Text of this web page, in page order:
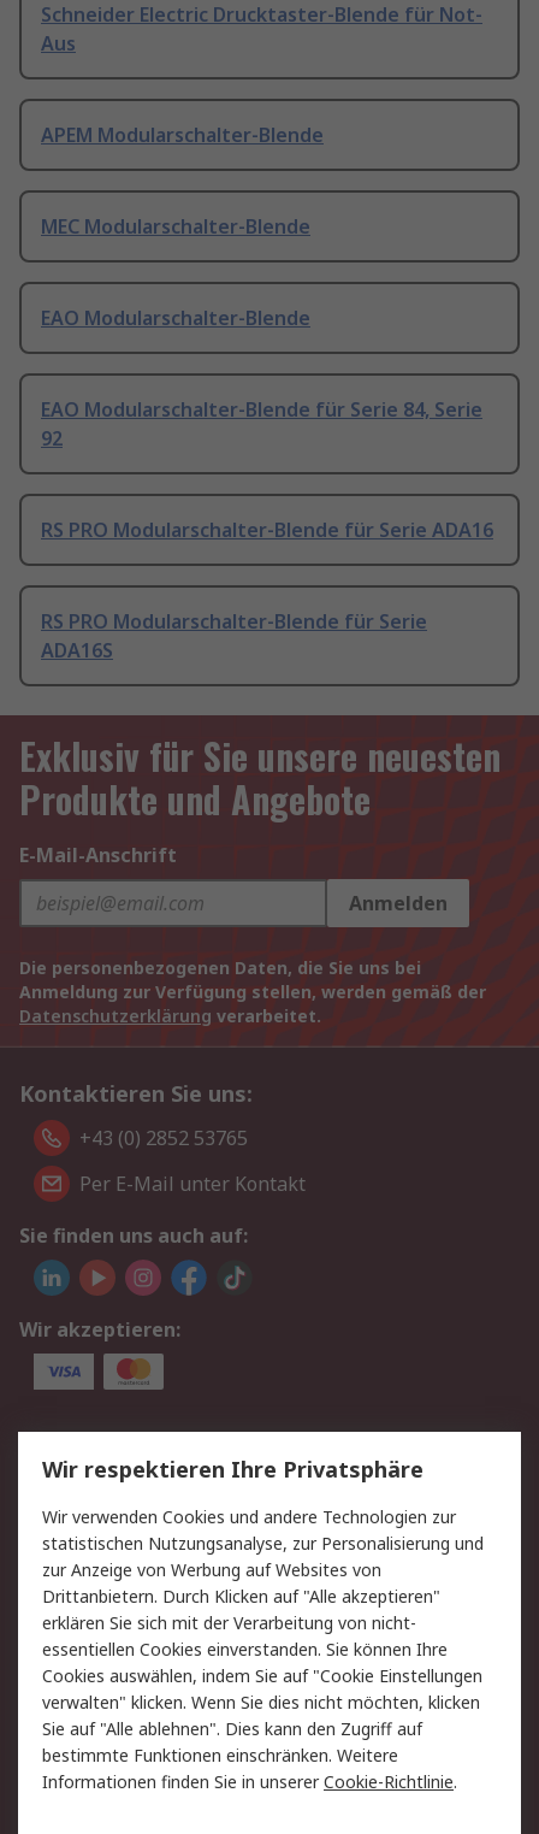
Schneider Electric Drucktaster-Blende für Not-
Aus
APEM Modularschalter-Blende
MEC Modularschalter-Blende
EAO Modularschalter-Blende
EAO Modularschalter-Blende für Serie 84, Serie
92
RS PRO Modularschalter-Blende für Serie ADA16
RS PRO Modularschalter-Blende für Serie
ADA16S
Exklusiv für Sie unsere neuesten
Produkte und Angebote
E-Mail-Anschrift
Anmelden
Die personenbezogenen Daten, die Sie uns bei
Anmeldung zur Verfügung stellen, werden gemäß der
Datenschutzerklärung verarbeitet.
Kontaktieren Sie uns:
+43 (0) 2852 53765
Per E-Mail unter Kontakt
Sie finden uns auch auf:
Wir akzeptieren:
Service
Value Added Services
Lieferlösungen
Rücksendung/Entsorgung Kontakt
Hilfe
Rechtliches
RS Verkaufs- und
Lieferbedingungen
Datenschutz
Cookie-Richtlinie
Zahlungsbedingungen
Impressum
Webseite Konditionen
Wir respektieren Ihre Privatsphäre
Wir verwenden Cookies und andere Technologien zur
statistischen Nutzungsanalyse, zur Personalisierung und
zur Anzeige von Werbung auf Websites von
Drittanbietern. Durch Klicken auf "Alle akzeptieren"
erklären Sie sich mit der Verarbeitung von nicht-
essentiellen Cookies einverstanden. Sie können Ihre
Cookies auswählen, indem Sie auf "Cookie Einstellungen
verwalten" klicken. Wenn Sie dies nicht möchten, klicken
Sie auf "Alle ablehnen". Dies kann den Zugriff auf
bestimmte Funktionen einschränken. Weitere
Informationen finden Sie in unsererCookie-Richtlinie.